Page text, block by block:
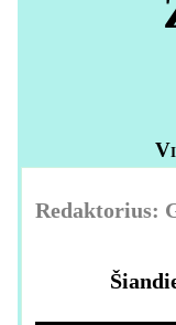
Redaktorius: